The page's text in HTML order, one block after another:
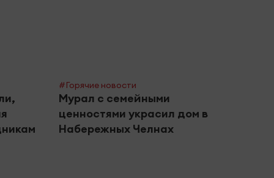
#Горячие новости
Мурал с семейными
ценностями украсил дом в
Набережных Челнах